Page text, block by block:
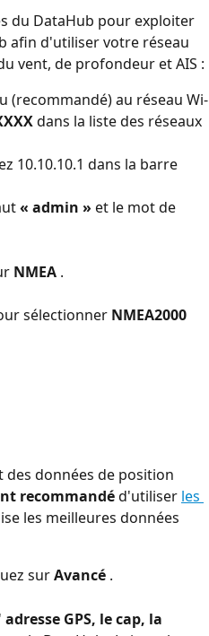
du DataHub pour exploiter
afin d'utiliser votre réseau
vent, de profondeur et AIS :
(recommandé) au réseau Wi-
dans la liste des réseaux
10.10.10.1 dans la barre
« admin » et le mot de
NMEA .
sélectionner NMEA2000
des données de position
recommandé d'utiliser les
les meilleures données
sur Avancé .
adresse GPS, le cap, la